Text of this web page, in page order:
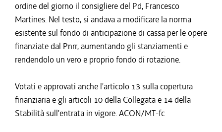
ordine del giorno il consigliere del Pd, Francesco
Martines. Nel testo, si andava a modificare la norma
esistente sul fondo di anticipazione di cassa per le opere
finanziate dal Pnrr, aumentando gli stanziamenti e
rendendolo un vero e proprio fondo di rotazione.
Votati e approvati anche l'articolo 13 sulla copertura
finanziaria e gli articoli 10 della Collegata e 14 della
Stabilità sull'entrata in vigore. ACON/MT-fc